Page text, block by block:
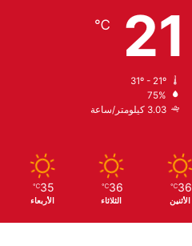
21
℃
75%
3.03 كيلومتر/ساعة
36
℃
الأثنين
36
℃
الثلاثاء
35
℃
الأربعاء